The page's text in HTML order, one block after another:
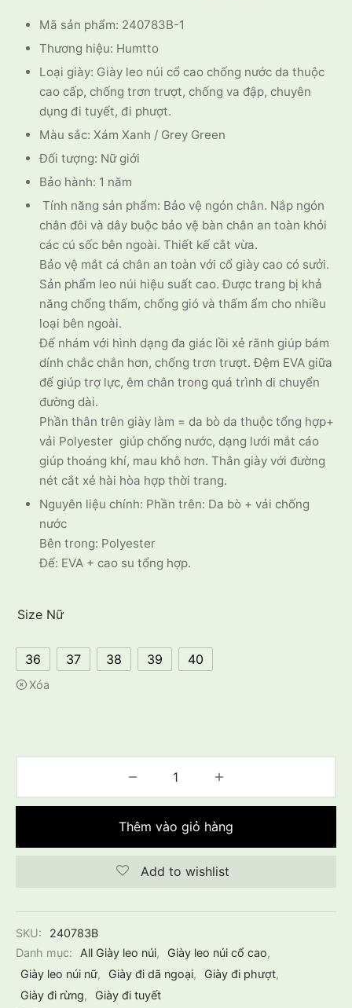
Mã sản phẩm: 240783B-1
Thương hiệu: Humtto
Loại giày: Giày leo núi cổ cao chống nước da thuộc
cao cấp, chống trơn trượt, chống va đập, chuyên
dụng đi tuyết, đi phượt.
Màu sắc: Xám Xanh / Grey Green
Đối tượng: Nữ giới
Bảo hành: 1 năm
Tính năng sản phẩm: Bảo vệ ngón chân. Nắp ngón
chân đôi và dây buộc bảo vệ bàn chân an toàn khỏi
các cú sốc bên ngoài. Thiết kế cắt vừa.
Bảo vệ mắt cá chân an toàn với cổ giày cao có sưởi.
Sản phẩm leo núi hiệu suất cao. Được trang bị khả
năng chống thấm, chống gió và thấm ẩm cho nhiều
loại bên ngoài.
Đế nhám với hình dạng đa giác lồi xẻ rãnh giúp bám
dính chắc chắn hơn, chống trơn trượt. Đệm EVA giữa
đế giúp trợ lực, êm chân trong quá trình di chuyển
đường dài.
Phần thân trên giày làm = da bò da thuộc tổng hợp+
vải Polyester giúp chống nước, dạng lưới mắt cáo
giúp thoáng khí, mau khô hơn. Thân giày với đường
nét cắt xẻ hài hòa hợp thời trang.
Nguyên liệu chính: Phần trên: Da bò + vải chống
nước
Bên trong: Polyester
Đế: EVA + cao su tổng hợp.
Size Nữ
36 37 38 39 40
Xóa
Thêm vào giỏ hàng
Add to wishlist
SKU:
240783B
Danh mục:
All Giày leo núi, Giày leo núi cổ cao,
Giày leo núi nữ, Giày đi dã ngoại, Giày đi phượt,
Giày đi rừng,
Giày đi tuyết